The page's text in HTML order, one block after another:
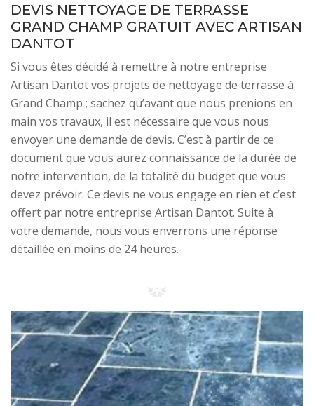
DEVIS NETTOYAGE DE TERRASSE
GRAND CHAMP GRATUIT AVEC ARTISAN
DANTOT
Si vous êtes décidé à remettre à notre entreprise
Artisan Dantot vos projets de nettoyage de terrasse à
Grand Champ ; sachez qu’avant que nous prenions en
main vos travaux, il est nécessaire que vous nous
envoyer une demande de devis. C’est à partir de ce
document que vous aurez connaissance de la durée de
notre intervention, de la totalité du budget que vous
devez prévoir. Ce devis ne vous engage en rien et c’est
offert par notre entreprise Artisan Dantot. Suite à
votre demande, nous vous enverrons une réponse
détaillée en moins de 24 heures.